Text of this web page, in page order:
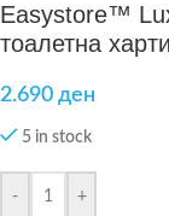
Easystore™
тоалетна
2.690 ден
5 in stock
- +